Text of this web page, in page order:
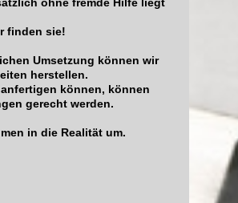
finden sie!
Umsetzung können wir
herstellen.
können, können
gerecht werden.
in die Realität um.